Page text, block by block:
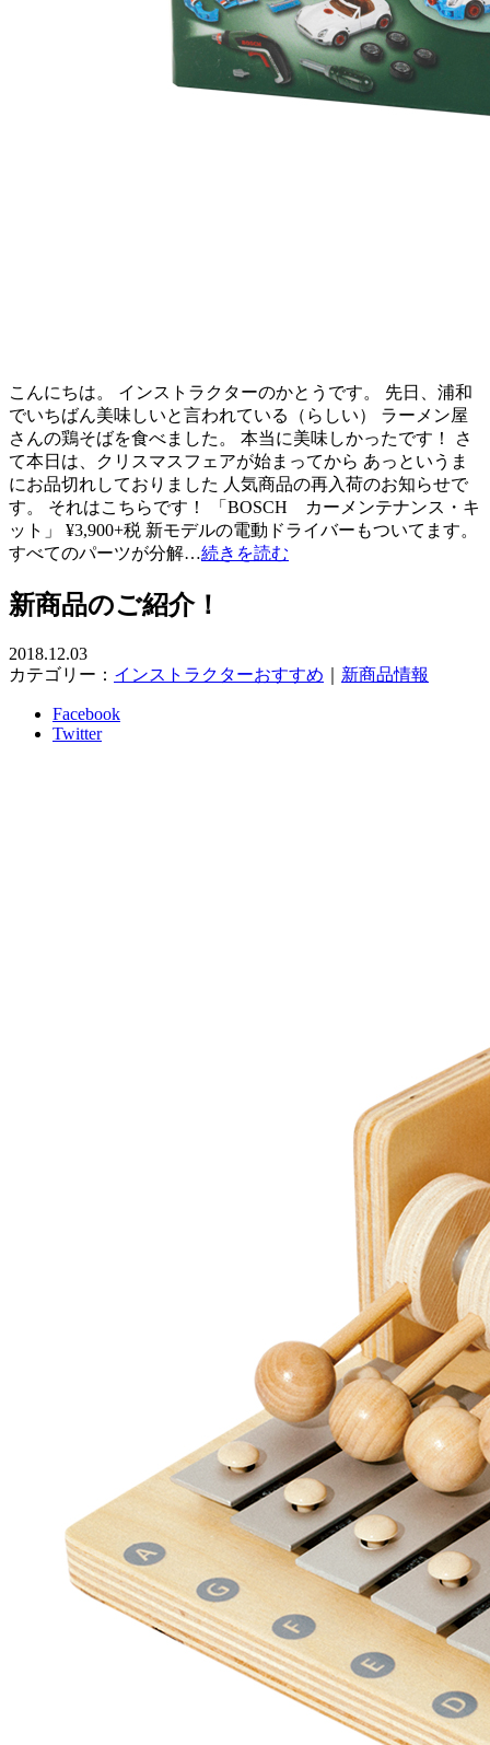
こんにちは。 インストラクターのかとうです。 先日、浦和
でいちばん美味しいと言われている（らしい） ラーメン屋
さんの鶏そばを食べました。 本当に美味しかったです！ さ
て本日は、クリスマスフェアが始まってから あっというま
にお品切れしておりました 人気商品の再入荷のお知らせで
す。 それはこちらです！ 「BOSCH カーメンテナンス・キ
ット」 ¥3,900+税 新モデルの電動ドライバーもついてます。
すべてのパーツが分解…続きを読む
新商品のご紹介！
2018.12.03
カテゴリー： インストラクターおすすめ 新商品情報
Facebook
Twitter